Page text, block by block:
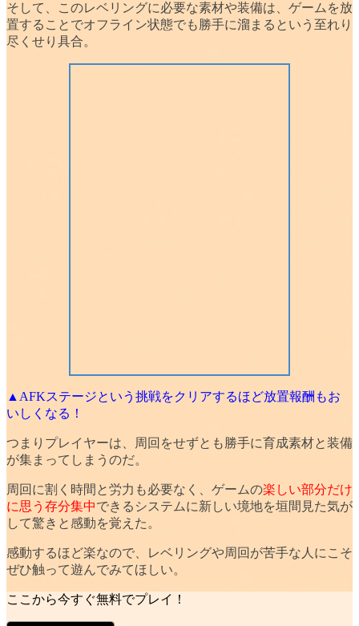
そして、このレベリングに必要な素材や装備は、ゲームを放
置することでオフライン状態でも勝手に溜まるという至れり
尽くせり具合。
▲AFKステージという挑戦をクリアするほど放置報酬もお
いしくなる！
つまりプレイヤーは、 周回をせずとも勝手に育成素材と装備
が集まってしまうのだ。
周回に割く 時間と労力も必要なく 、ゲームの楽しい部分だけ
に思う存分集中できるシステムに新しい境地を垣間見た気が
して驚きと感動を覚えた。
感動するほど楽なので、レベリングや周回が苦手な人にこそ
ぜひ触って遊んでみてほしい。
ここから今すぐ無料でプレイ！